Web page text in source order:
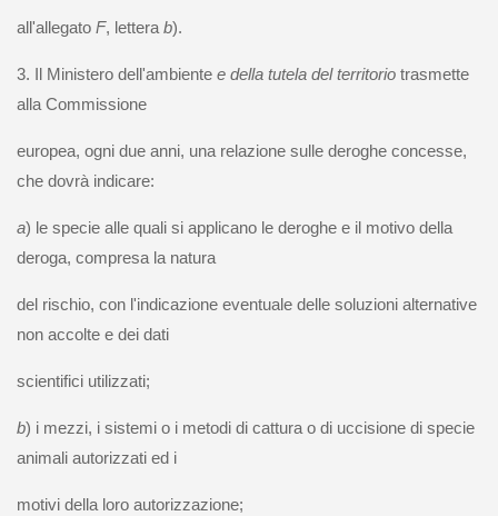
all'allegato F, lettera b).
3. Il Ministero dell'ambiente e della tutela del territorio trasmette
alla Commissione
europea, ogni due anni, una relazione sulle deroghe concesse,
che dovrà indicare:
a) le specie alle quali si applicano le deroghe e il motivo della
deroga, compresa la natura
del rischio, con l'indicazione eventuale delle soluzioni alternative
non accolte e dei dati
scientifici utilizzati;
b) i mezzi, i sistemi o i metodi di cattura o di uccisione di specie
animali autorizzati ed i
motivi della loro autorizzazione;